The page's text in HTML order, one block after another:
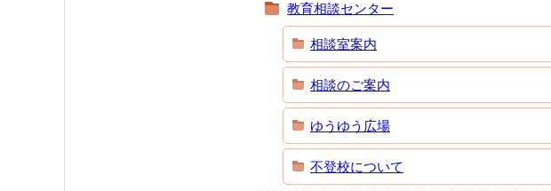
教育相談センター
相談室案内
相談のご案内
ゆうゆう広場
不登校について